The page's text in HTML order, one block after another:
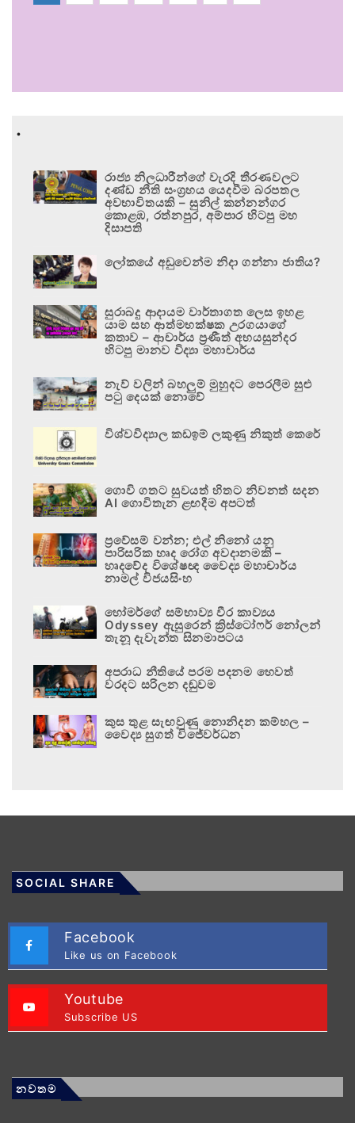
.
රාජ්‍ය නිලධාරීන්ගේ වැරදි තීරණවලට
දණ්ඩ නීති සංග්‍රහය යෙදවීම බරපතල
අවභාවිතයකි – සුනිල් කන්නන්ගර
කොළඹ, රත්නපුර, අම්පාර හිටපු මහ
දිසාපති
ලෝකයේ අඩුවෙන්ම නිදා ගන්නා ජාතිය?
සුරාබදු ආදායම වාර්තාගත ලෙස ඉහළ
යාම සහ ආත්මභක්ෂක උරගයාගේ
කතාව – ආචාර්ය ප්‍රණීත් අභයසුන්දර
හිටපු මානව විද්‍යා මහාචාර්ය
නැව් වලින් බහලුම් මුහුදට පෙරලීම සුළු
පටු දෙයක් නොවේ
විශ්වවිද්‍යාල කඩඉම් ලකුණු නිකුත් කෙරේ
ගොවි ගතට සුවයත් හිතට නිවනත් සදන
AI ගොවිතැන ළඟදීම අපටත්
ප්‍රවේසම් වන්න; එල් නිනෝ යනු
පාරිසරික හෘද රෝග අවදානමකි –
හෘදවේද විශේෂඥ වෛද්‍ය මහාචාර්ය
නාමල් විජයසිංහ
හෝමර්ගේ සම්භාව්‍ය වීර කාව්‍යය
Odyssey ඇසුරෙන් ක්‍රිස්ටෝෆර් නෝලන්
තැනූ දැවැන්ත සිනමාපටය
අපරාධ නීතියේ පරම පදනම හෙවත්
වරදට සරිලන දඬුවම
කුස තුළ සැඟවුණු නොනිදන කම්හල –
වෛද්‍ය සුගත් විජේවර්ධන
SOCIAL SHARE
Facebook
Like us on Facebook
Youtube
Subscribe US
නවතම